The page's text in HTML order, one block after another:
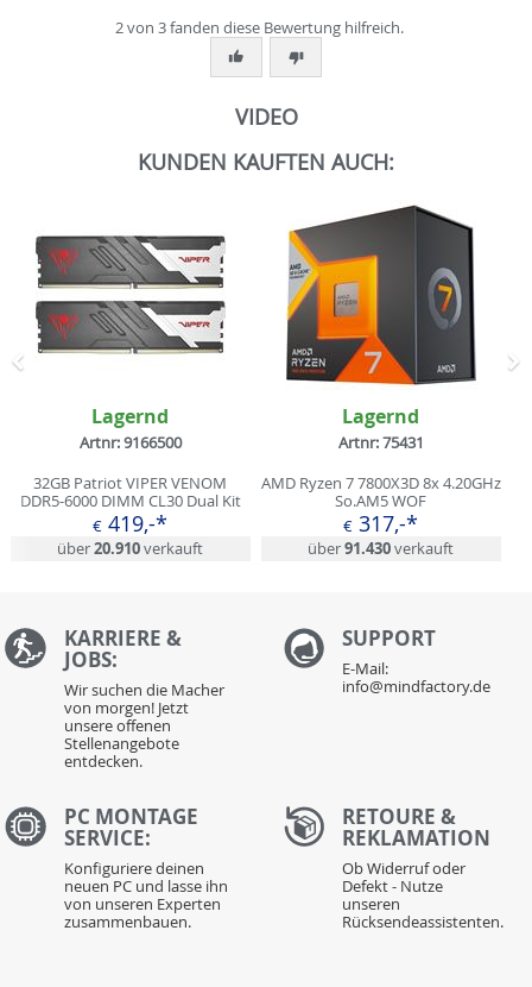
2 von 3 fanden diese Bewertung hilfreich.
VIDEO
KUNDEN KAUFTEN AUCH:
Lagernd
Artnr: 9166500
32GB Patriot VIPER VENOM
DDR5-6000 DIMM CL30 Dual Kit
€ 419,-*
über20.910verkauft
Lagernd
Artnr: 75431
AMD Ryzen 7 7800X3D 8x 4.20GHz
So.AM5 WOF
€ 317,-*
über91.430verkauft
Zurück
KARRIERE &
JOBS:
Wir suchen die Macher
von morgen! Jetzt
unsere offenen
Stellenangebote
entdecken.
SUPPORT
E-Mail:
info@mindfactory.de
PC MONTAGE
SERVICE:
Konfiguriere deinen
neuen PC und lasse ihn
von unseren Experten
zusammenbauen.
RETOURE &
REKLAMATION
Ob Widerruf oder
Defekt - Nutze
unseren
Rücksendeassistenten.